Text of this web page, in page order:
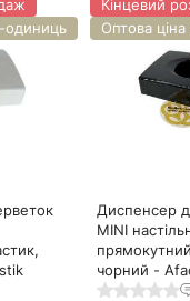
одиниць
Диспенсер
MINI
чорний -
Кінцевий
Оптова